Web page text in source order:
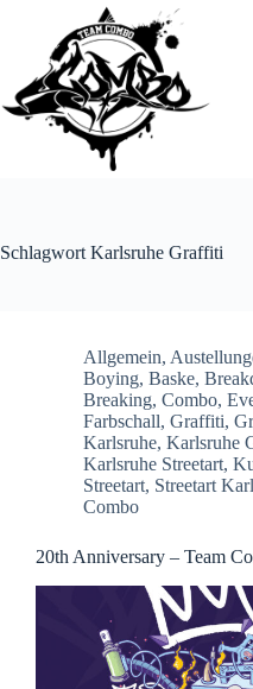
springen
Schlagwort Karlsruhe Graffiti
Allgemein,
Boying, Baske,
Breaking, Combo,
Farbschall, Graffiti,
Karlsruhe, Karlsruhe
Karlsruhe Streetart,
Streetart, Streetart
Combo
20th Anniversary – Team